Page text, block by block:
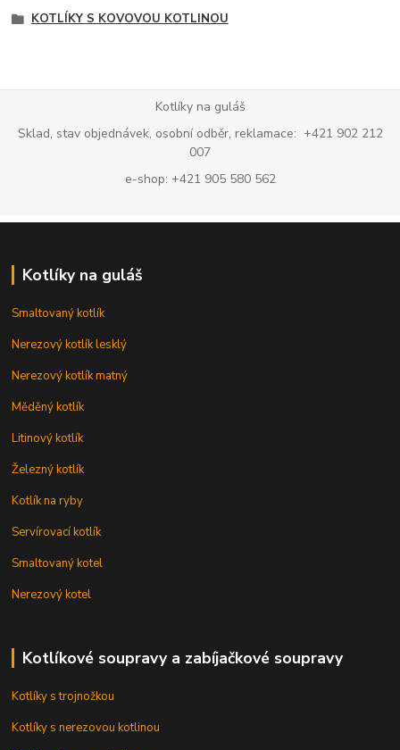
KOTLÍKY S KOVOVOU KOTLINOU
Kotlíky na guláš
Sklad, stav objednávek, osobní odběr, reklamace: +421 902 212
007
e-shop: +421 905 580 562
Kotlíky na guláš
Smaltovaný kotlík
Nerezový kotlík lesklý
Nerezový kotlík matný
Měděný kotlík
Litinový kotlík
Železný kotlík
Kotlík na ryby
Servírovací kotlík
Smaltovaný kotel
Nerezový kotel
Kotlíkové soupravy a zabíjačkové soupravy
Kotlíky s trojnožkou
Kotlíky s nerezovou kotlinou